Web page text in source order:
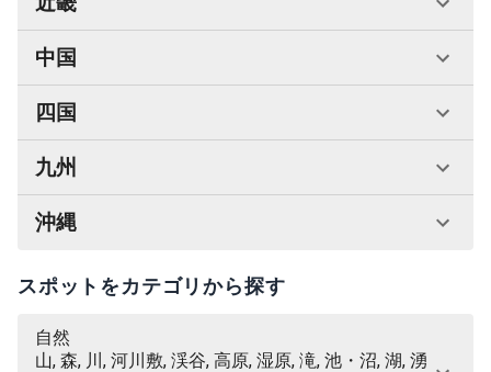
中国
四国
九州
沖縄
スポットをカテゴリから探す
自然
山, 森, 川, 河川敷, 渓谷, 高原, 湿原, 滝, 池・沼, 湖, 湧